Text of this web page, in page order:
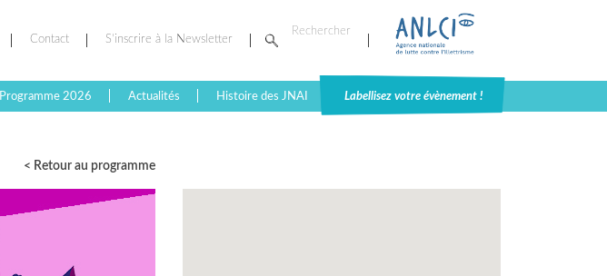
Contact S’inscrire à la Newsletter
Programme 2026 Actualités Histoire des JNAI Labellisez votre évènement !
< Retour au programme